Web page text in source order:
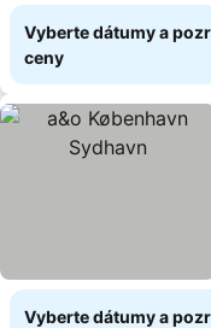
Vyberte dátumy a
ceny
Vyberte dátumy a